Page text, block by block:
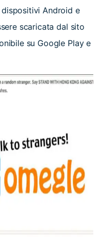
Android e
scaricata dal sito
su Google Play e